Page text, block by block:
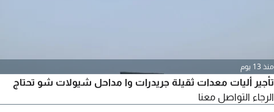
منذ 13 يوم
تأجير أليات معدات ثقيلة جريدرات وا مداحل شيولات شو تحتاج
الرجاء التواصل معنا